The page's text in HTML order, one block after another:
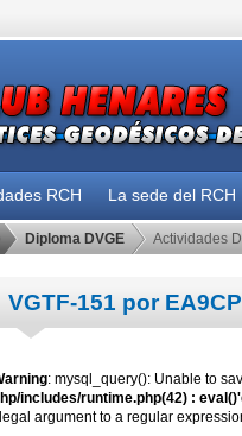
RCH La sede del RCH
Diploma DVGE Actividades
VGTF-151 por EA9CP
: mysql_query(): Unable to
includes/runtime.php(42) :
Illegal argument to a regular